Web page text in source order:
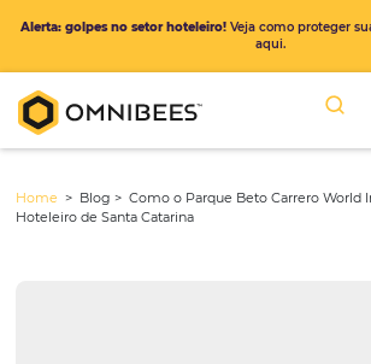
Alerta: golpes no setor hoteleiro!Veja como